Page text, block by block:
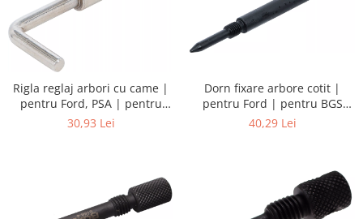
Rigla reglaj arbori cu came |
pentru Ford, PSA | pentru
BGS 8156
30,93 Lei
Dorn fixare arbore cotit |
pentru Ford | pentru BGS
8156
40,29 Lei